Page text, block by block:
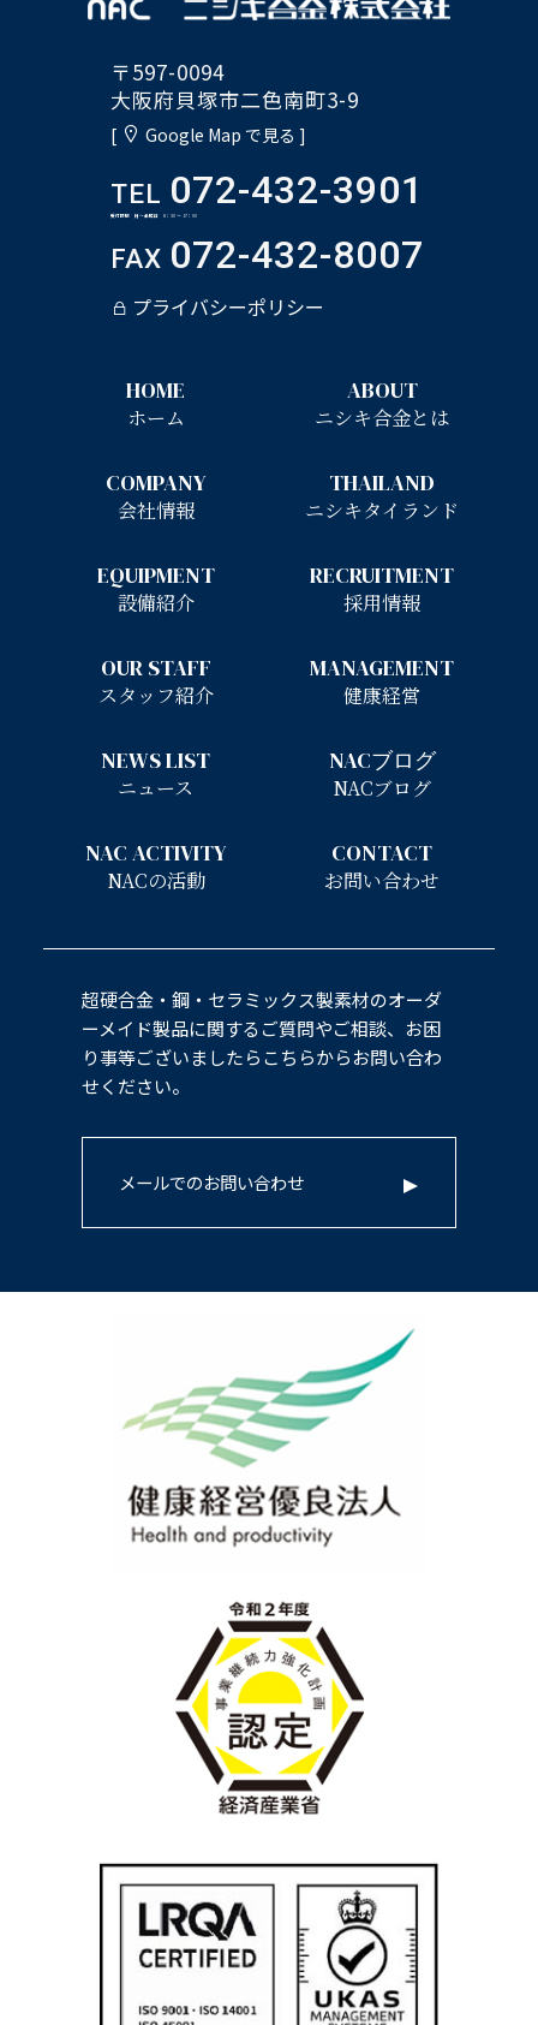
〒597-0094
大阪府貝塚市二色南町3-9
[ Google Map で見る ]
TEL 072-432-3901
受付時間 月～金曜日 8：30 ～ 17：00
FAX 072-432-8007
プライバシーポリシー
HOME
ホーム
ABOUT
ニシキ合金とは
COMPANY
会社情報
THAILAND
ニシキタイランド
EQUIPMENT
設備紹介
RECRUITMENT
採用情報
OUR STAFF
スタッフ紹介
MANAGEMENT
健康経営
NEWS LIST
ニュース
NACブログ
NACブログ
NAC ACTIVITY
NACの活動
CONTACT
お問い合わせ
超硬合金・鋼・セラミックス製素材のオーダ
ーメイド製品に関するご質問やご相談、お困
り事等ございましたらこちらからお問い合わ
せください。
メールでのお問い合わせ